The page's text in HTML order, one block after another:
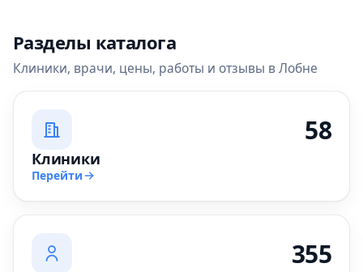
Разделы каталога
Клиники, врачи, цены, работы и отзывы в Лобне
58
Клиники
Перейти
355